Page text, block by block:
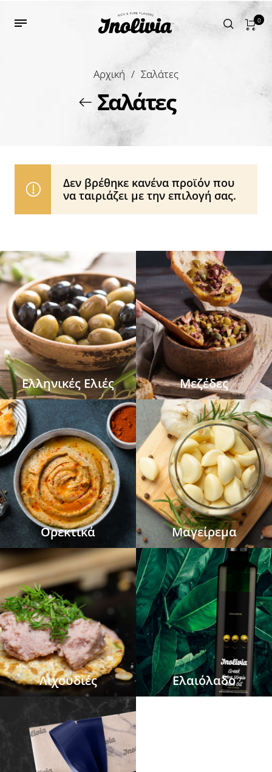
0
Αρχική / Σαλάτες
Σαλάτες
Δεν βρέθηκε κανένα προϊόν που
να ταιριάζει με την επιλογή σας.
Ελληνικές Ελιές Μεζέδες
Ορεκτικά Μαγείρεμα
Λιχουδιές Ελαιόλαδο